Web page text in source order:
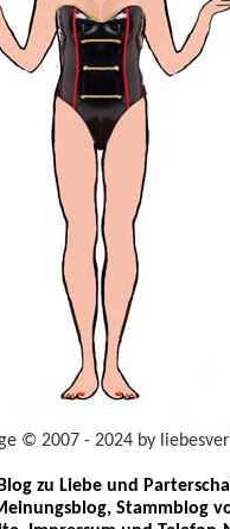
© 2007 - 2024 by
zu Liebe und
Stammblog